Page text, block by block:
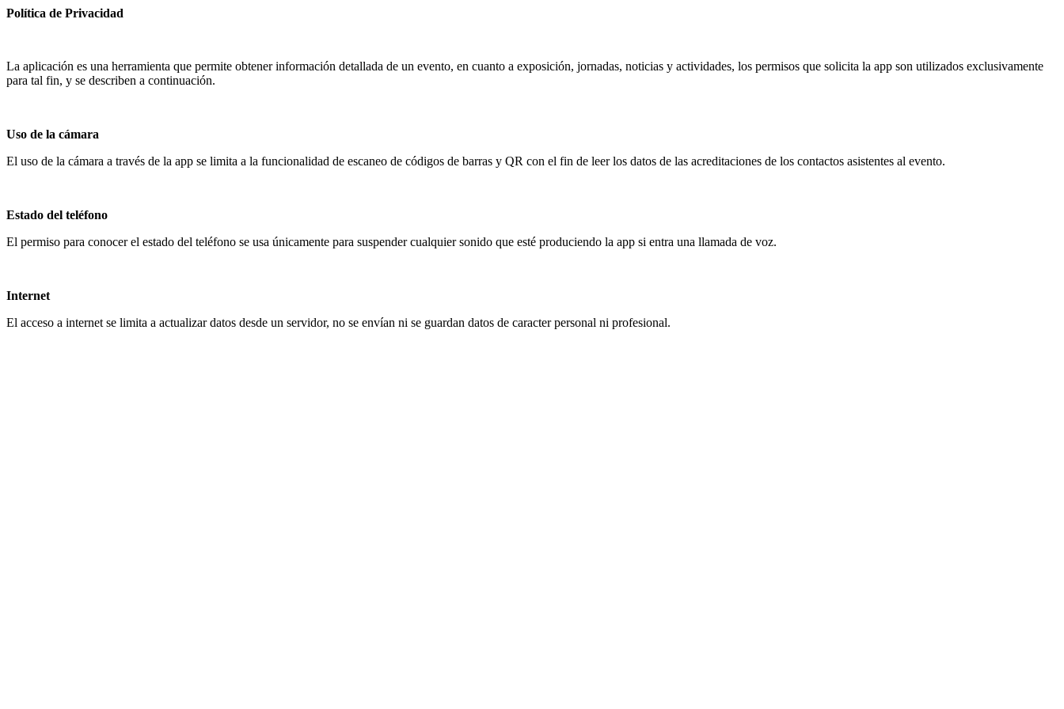
Política de Privacidad
La aplicación es una herramienta que permite obtener información detallada de un evento, en cuanto a exposición, jornadas, noticias y actividades, los permisos que solicita la app son utilizados exclusivamente
para tal fin, y se describen a continuación.
Uso de la cámara
El uso de la cámara a través de la app se limita a la funcionalidad de escaneo de códigos de barras y QR con el fin de leer los datos de las acreditaciones de los contactos asistentes al evento.
Estado del teléfono
El permiso para conocer el estado del teléfono se usa únicamente para suspender cualquier sonido que esté produciendo la app si entra una llamada de voz.
Internet
El acceso a internet se limita a actualizar datos desde un servidor, no se envían ni se guardan datos de caracter personal ni profesional.